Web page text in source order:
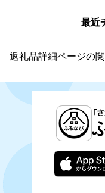
最近
返礼品詳細ページの